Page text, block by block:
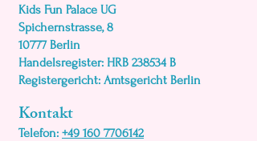
Kids Fun Palace UG
Spichernstrasse, 8
10777 Berlin
Handelsregister: HRB 238534 B
Registergericht: Amtsgericht Berlin
Kontakt
Telefon: +49 160 7706142